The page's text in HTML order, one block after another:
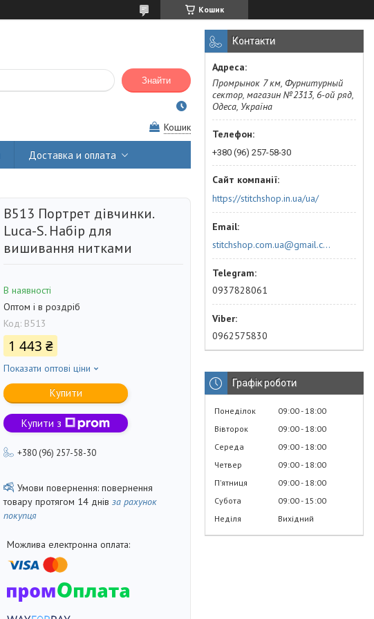
Кошик
Знайти
Кошик
Доставка и оплата
B513 Портрет дівчинки.
Luca-S. Набір для
вишивання нитками
В наявності
Оптом і в роздріб
Код: B513
1 443 ₴
Показати оптові ціни
Купити
Купити з
+380 (96) 257-58-30
повернення
товару протягом 14 днів за рахунок
покупця
Контакти
Промрынок 7 км, Фурнитурный
сектор, магазин №2313, 6-ой ряд,
Одеса, Україна
+380 (96) 257-58-30
https://stitchshop.in.ua/ua/
stitchshop.com.ua@gmail.com
0937828061
0962575830
Графік роботи
Понеділок 09:00 18:00
Вівторок
09:00 18:00
Середа
09:00 18:00
Четвер
09:00 18:00
Пʼятниця
09:00 18:00
Субота
09:00 15:00
Неділя
Вихідний